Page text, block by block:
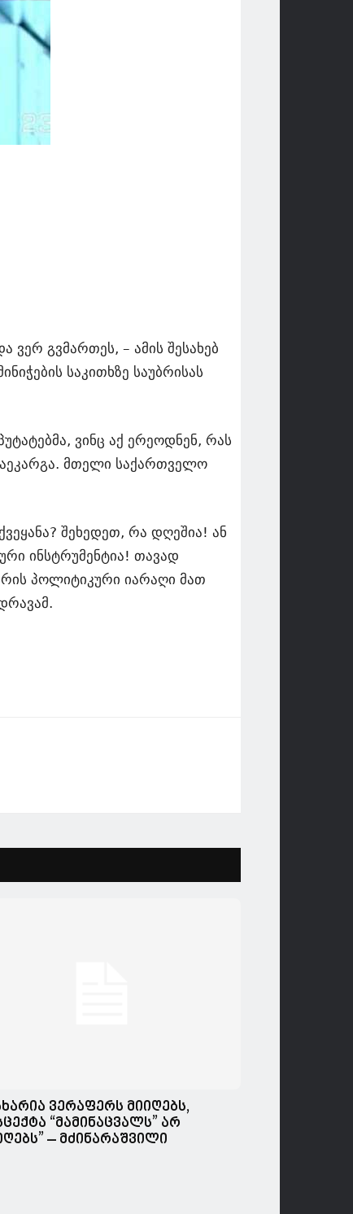
ვერ გვმართეს, – ამის შესახებ
საკითხზე საუბრისას
ვინც აქ ერეოდნენ, რას
მთელი საქართველო
შეხედეთ, რა დღეშია! ან
ინსტრუმენტია! თავად
პოლიტიკური იარაღი მათ
ვერაფერს მიიღებს,
“მამინაცვალს” არ
– მძინარაშვილი